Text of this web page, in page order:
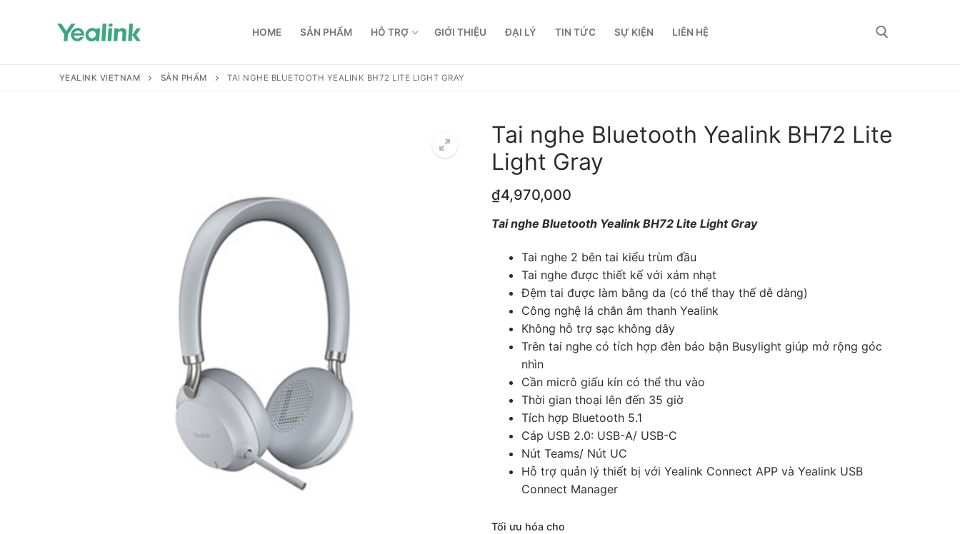
HOME SẢN PHẨM HỖ TRỢ GIỚI THIỆU ĐẠI LÝ TIN TỨC SỰ KIỆN LIÊN HỆ
Sản phẩm
Tài liệu hướng dẫn
Tài liệu hướng dẫn
Điện thoại IP Phone
Wireless IP Phone
Hội Nghị Truyền Hình
Sự kiện
Liên hệ
YEALINK VIETNAM SẢN PHẨM TAI NGHE BLUETOOTH YEALINK BH72 LITE LIGHT GRAY
Tai nghe Bluetooth Yealink BH72 Lite
Light Gray
₫4,970,000
Tai nghe Bluetooth Yealink BH72 Lite Light Gray
Tai nghe 2 bên tai kiểu trùm đầu
Tai nghe được thiết kế với xám nhạt
Đệm tai được làm bằng da (có thể thay thế dễ dàng)
Công nghệ lá chắn âm thanh Yealink
Không hỗ trợ sạc không dây
Trên tai nghe có tích hợp đèn báo bận Busylight giúp mở rộng góc
nhìn
Cần micrô giấu kín có thể thu vào
Thời gian thoại lên đến 35 giờ
Tích hợp Bluetooth 5.1
Cáp USB 2.0: USB-A/ USB-C
Nút Teams/ Nút UC
Hỗ trợ quản lý thiết bị với Yealink Connect APP và Yealink USB
Connect Manager
Tối ưu hóa cho